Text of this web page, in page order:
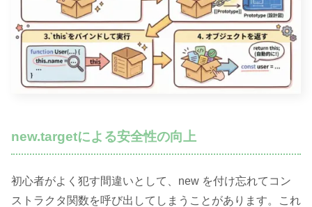
new.targetによる安全性の向上
初心者がよく犯す間違いとして、new を付け忘れてコン
ストラクタ関数を呼び出してしまうことがあります。これ